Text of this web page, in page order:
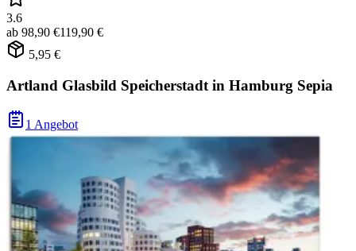
3.6
ab 98,90 €119,90 €
5,95 €
Artland Glasbild Speicherstadt in Hamburg Sepia
1 Angebot